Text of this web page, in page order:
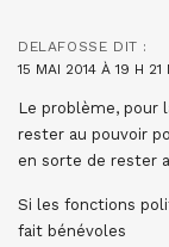
DELAFOSSE DIT :
15 MAI 2014 À 19 H 21
Le problème, pour
rester au pouvoir
en sorte de rester
Si les fonctions
fait bénévoles